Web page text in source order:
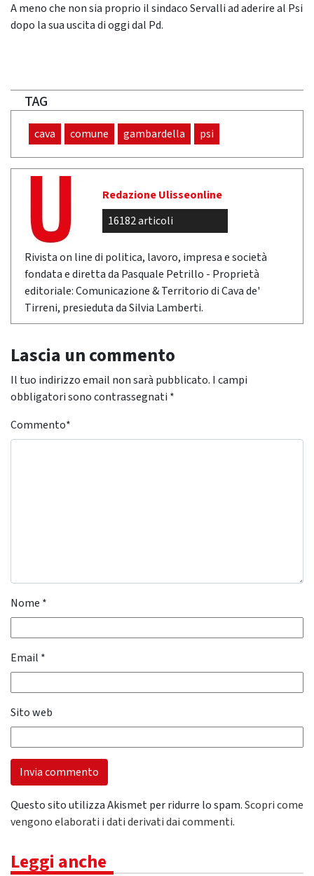
A meno che non sia proprio il sindaco Servalli ad aderire al Psi
dopo la sua uscita di oggi dal Pd.
TAG
cava comune gambardella psi
Redazione Ulisseonline
16182 articoli
Rivista on line di politica, lavoro, impresa e società
fondata e diretta da Pasquale Petrillo - Proprietà
editoriale: Comunicazione & Territorio di Cava de'
Tirreni, presieduta da Silvia Lamberti.
Lascia un commento
Il tuo indirizzo email non sarà pubblicato. I campi
obbligatori sono contrassegnati *
Commento*
Nome *
Email *
Sito web
Questo sito utilizza Akismet per ridurre lo spam.Scopri come
vengono elaborati i dati derivati dai commenti.
Leggi anche